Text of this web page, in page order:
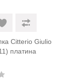
Citterio Giulio
платина